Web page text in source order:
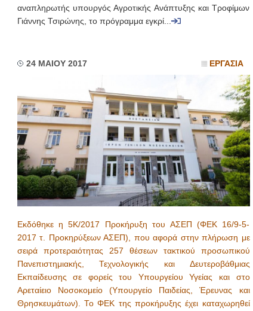
αναπληρωτής υπουργός Αγροτικής Ανάπτυξης και Τροφίμων
Γιάννης Τσιρώνης, το πρόγραμμα εγκρί...
24 ΜΑΙΟΥ 2017 ΕΡΓΑΣΙΑ
Εκδόθηκε η 5Κ/2017 Προκήρυξη του ΑΣΕΠ (ΦΕΚ 16/9-5-
2017 τ. Προκηρύξεων ΑΣΕΠ), που αφορά στην πλήρωση με
σειρά προτεραιότητας 257 θέσεων τακτικού προσωπικού
Πανεπιστημιακής, Τεχνολογικής και Δευτεροβάθμιας
Εκπαίδευσης σε φορείς του Υπουργείου Υγείας και στο
Αρεταίειο Νοσοκομείο (Υπουργείο Παιδείας, Έρευνας και
Θρησκευμάτων). Το ΦΕΚ της προκήρυξης έχει καταχωρηθεί